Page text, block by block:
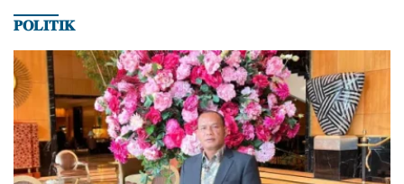
𝐏𝐎𝐋𝐈𝐓𝐈𝐊